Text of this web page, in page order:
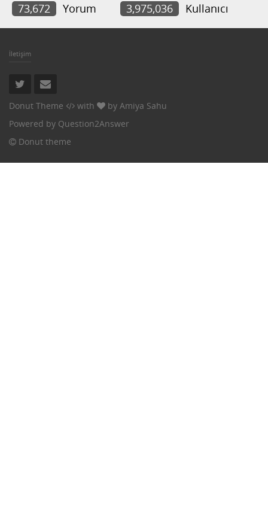
73,672
Yorum 3,975,036 Kullanıcı
İletişim
Donut Theme with by Amiya Sahu
Powered by Question2Answer
Donut theme